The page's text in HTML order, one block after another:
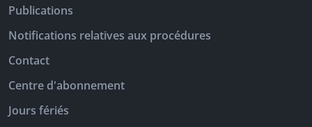
Publications
Notifications relatives aux procédures
Contact
Centre d'abonnement
Jours fériés